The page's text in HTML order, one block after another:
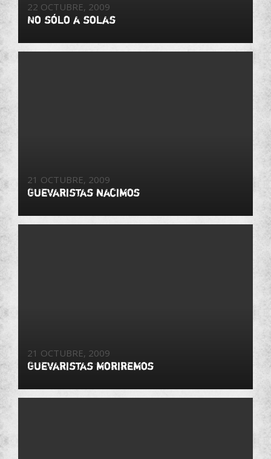
22 OCTUBRE, 2009
No sólo a solas
21 OCTUBRE, 2009
Guevaristas nacimos
21 OCTUBRE, 2009
Guevaristas moriremos